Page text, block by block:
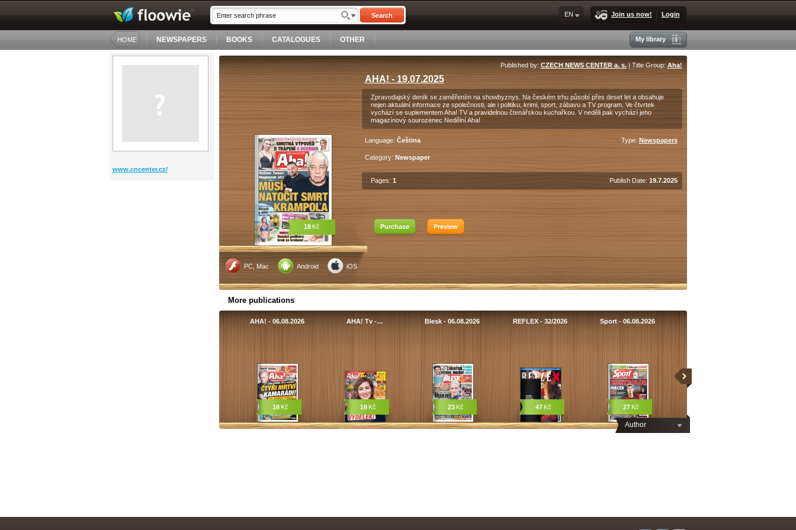
Search Join us now! Login
EN
HOME NEWSPAPERS BOOKS CATALOGUES OTHER My library
www.cncenter.cz/
PC, Mac Android iOS
18Kč
Published by: CZECH NEWS CENTER a. s.| Title Group: Aha!
AHA! - 19.07.2025
Zpravodajský deník se zaměřením na showbyznys. Na českém trhu působí přes deset let a obsahuje
nejen aktuální informace ze společnosti, ale i politiku, krimi, sport, zábavu a TV program. Ve čtvrtek
vychází se suplementem Aha! TV a pravidelnou čtenářskou kuchařkou. V neděli pak vychází jeho
magazínový sourozenec Nedělní Aha!
Language: Čeština Type: Newspapers
Category: Newspaper
Pages: 1 Publish Date: 19.7.2025
Purchase Preview
More publications
Author
AHA! - 06.08.2026
18 Kč
AHA! Tv -…
18 Kč
Blesk - 06.08.2026
23 Kč
REFLEX - 32/2026
47 Kč
Sport - 06.08.2026
27 Kč